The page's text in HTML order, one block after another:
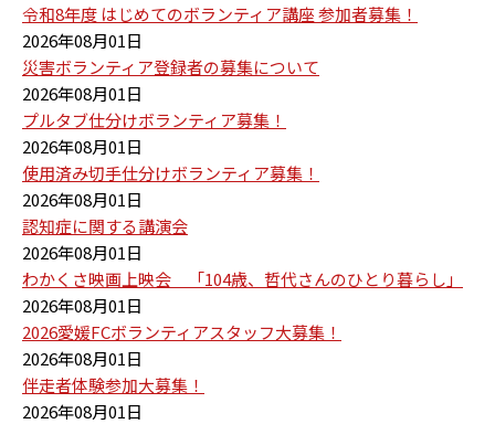
令和8年度 はじめてのボランティア講座 参加者募集！
2026年08月01日
災害ボランティア登録者の募集について
2026年08月01日
プルタブ仕分けボランティア募集！
2026年08月01日
使用済み切手仕分けボランティア募集！
2026年08月01日
認知症に関する講演会
2026年08月01日
わかくさ映画上映会 「104歳、哲代さんのひとり暮らし」
2026年08月01日
2026愛媛FCボランティアスタッフ大募集！
2026年08月01日
伴走者体験参加大募集！
2026年08月01日